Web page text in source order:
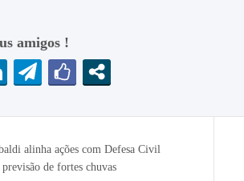
amigos !
alinha ações com Defesa Civil
de fortes chuvas